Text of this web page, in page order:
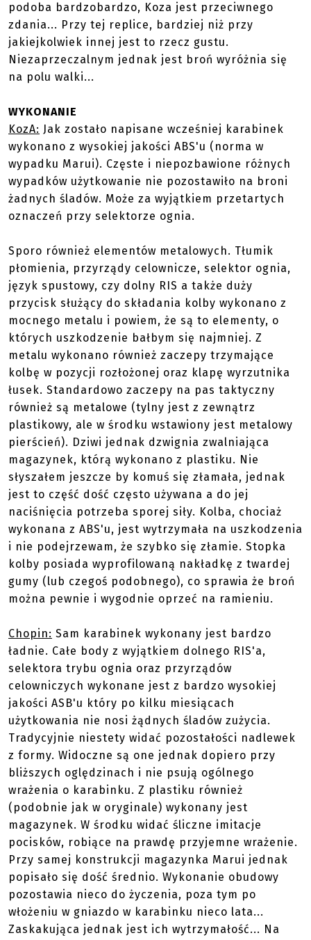
podoba bardzobardzo, Koza jest przeciwnego
zdania... Przy tej replice, bardziej niż przy
jakiejkolwiek innej jest to rzecz gustu.
Niezaprzeczalnym jednak jest broń wyróżnia się
na polu walki...
WYKONANIE
KozA: Jak zostało napisane wcześniej karabinek
wykonano z wysokiej jakości ABS'u (norma w
wypadku Marui). Częste i niepozbawione różnych
wypadków użytkowanie nie pozostawiło na broni
żadnych śladów. Może za wyjątkiem przetartych
oznaczeń przy selektorze ognia.
Sporo również elementów metalowych. Tłumik
płomienia, przyrządy celownicze, selektor ognia,
język spustowy, czy dolny RIS a także duży
przycisk służący do składania kolby wykonano z
mocnego metalu i powiem, że są to elementy, o
których uszkodzenie bałbym się najmniej. Z
metalu wykonano również zaczepy trzymające
kolbę w pozycji rozłożonej oraz klapę wyrzutnika
łusek. Standardowo zaczepy na pas taktyczny
również są metalowe (tylny jest z zewnątrz
plastikowy, ale w środku wstawiony jest metalowy
pierścień). Dziwi jednak dzwignia zwalniająca
magazynek, którą wykonano z plastiku. Nie
słyszałem jeszcze by komuś się złamała, jednak
jest to część dość często używana a do jej
naciśnięcia potrzeba sporej siły. Kolba, chociaż
wykonana z ABS'u, jest wytrzymała na uszkodzenia
i nie podejrzewam, że szybko się złamie. Stopka
kolby posiada wyprofilowaną nakładkę z twardej
gumy (lub czegoś podobnego), co sprawia że broń
można pewnie i wygodnie oprzeć na ramieniu.
Chopin: Sam karabinek wykonany jest bardzo
ładnie. Całe body z wyjątkiem dolnego RIS'a,
selektora trybu ognia oraz przyrządów
celowniczych wykonane jest z bardzo wysokiej
jakości ASB'u który po kilku miesiącach
użytkowania nie nosi żądnych śladów zużycia.
Tradycyjnie niestety widać pozostałości nadlewek
z formy. Widoczne są one jednak dopiero przy
bliższych oględzinach i nie psują ogólnego
wrażenia o karabinku. Z plastiku również
(podobnie jak w oryginale) wykonany jest
magazynek. W środku widać śliczne imitacje
pocisków, robiące na prawdę przyjemne wrażenie.
Przy samej konstrukcji magazynka Marui jednak
popisało się dość średnio. Wykonanie obudowy
pozostawia nieco do życzenia, poza tym po
włożeniu w gniazdo w karabinku nieco lata...
Zaskakująca jednak jest ich wytrzymałość... Na